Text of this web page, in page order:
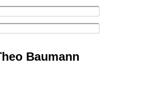
Baumann